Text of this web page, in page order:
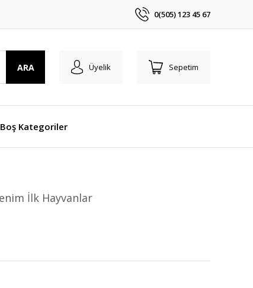
0(505) 123 45 67
ARA Üyelik Sepetim
Kategoriler
İlk Hayvanlar